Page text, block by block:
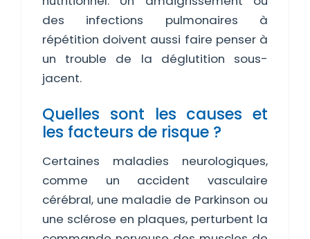
des infections pulmonaires à
répétition doivent aussi faire penser à
un trouble de la déglutition sous-
jacent.
Quelles sont les causes et
les facteurs de risque ?
Certaines maladies neurologiques,
comme un accident vasculaire
cérébral, une maladie de Parkinson ou
une sclérose en plaques, perturbent la